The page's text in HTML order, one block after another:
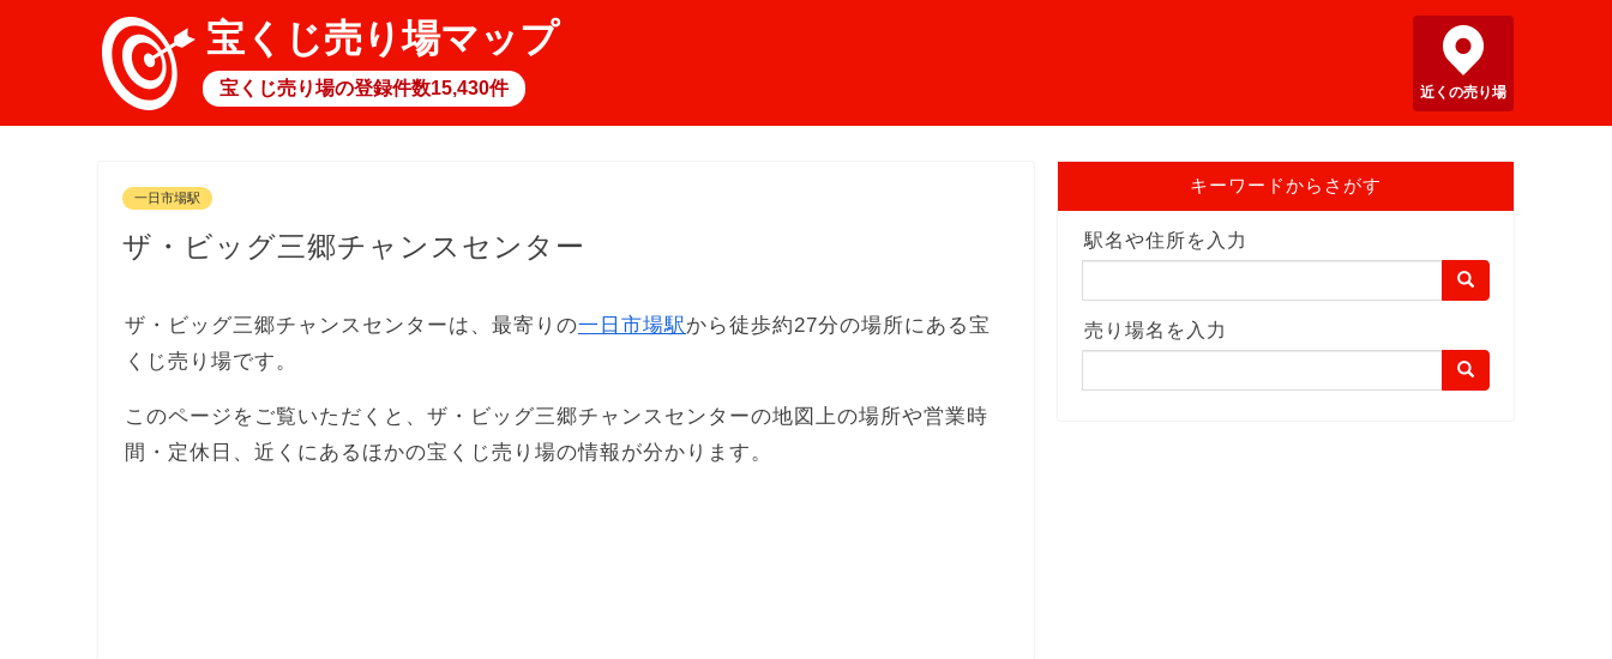
宝くじ売り場マップ
宝くじ売り場の登録件数15,430件 近くの売り場
一日市場駅
ザ・ビッグ三郷チャンスセンター
ザ・ビッグ三郷チャンスセンターは、最寄りの一日市場駅から徒歩約27分の場所にある宝
くじ売り場です。
このページをご覧いただくと、ザ・ビッグ三郷チャンスセンターの地図上の場所や営業時
間・定休日、近くにあるほかの宝くじ売り場の情報が分かります。
キーワードからさがす
駅名や住所を入力
売り場名を入力